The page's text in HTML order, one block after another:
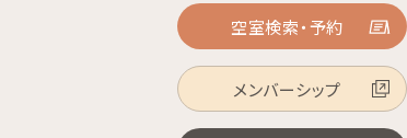
空室検索・予約
メンバーシップ